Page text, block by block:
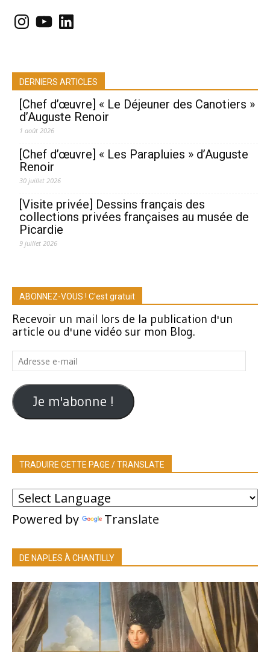
Instagram
YouTubeLinkedIn
DERNIERS ARTICLES
[Chef d’œuvre] « Le Déjeuner des Canotiers »
d’Auguste Renoir
1 août 2026
[Chef d’œuvre] « Les Parapluies » d’Auguste
Renoir
30 juillet 2026
[Visite privée] Dessins français des
collections privées françaises au musée de
Picardie
9 juillet 2026
ABONNEZ-VOUS ! C'est gratuit
Recevoir un mail lors de la publication d'un
article ou d'une vidéo sur mon Blog.
Adresse
e-
mail
Je m'abonne !
TRADUIRE CETTE PAGE / TRANSLATE
Powered by Translate
DE NAPLES À CHANTILLY